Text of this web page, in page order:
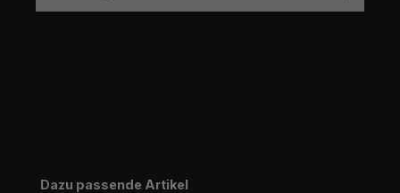
Produktgalerie überspringen
Dazu passende Artikel